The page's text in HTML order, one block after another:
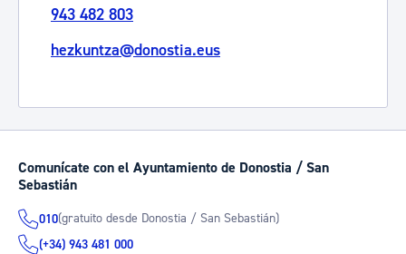
943 482 803
hezkuntza@donostia.eus
Comunícate con el Ayuntamiento de Donostia / San
Sebastián
010(gratuito desde Donostia / San Sebastián)
(+34) 943 481 000